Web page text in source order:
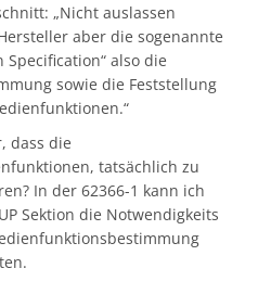
„Nicht auslassen
aber die sogenannte
Specification“ also die
sowie die Feststellung
dass die
tatsächlich zu
In der 62366-1 kann ich
Sektion die Notwendigkeits